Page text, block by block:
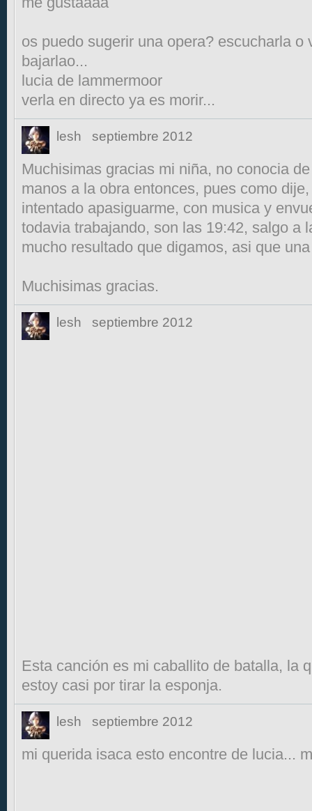
os puedo sugerir una opera? escucharla o
bajarlao...
lucia de lammermoor
verla en directo ya es morir...
lesh septiembre 2012
Muchisimas gracias mi niña, no conocia
manos a la obra entonces, pues como
intentado apasiguarme, con musica y
todavia trabajando, son las 19:42, salgo a
mucho resultado que digamos, asi que
Muchisimas gracias.
lesh septiembre 2012
Esta canción es mi caballito de batalla, la
estoy casi por tirar la esponja.
lesh septiembre 2012
mi querida isaca esto encontre de lucia...